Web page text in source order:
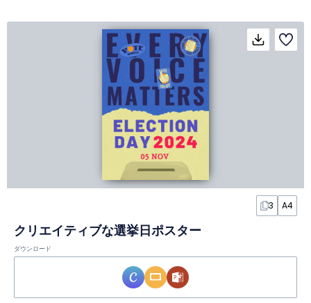
3 A4
クリエイティブな選挙日ポスター
ダウンロード